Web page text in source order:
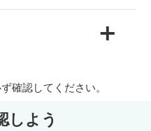
＋
確認してください。
しよう